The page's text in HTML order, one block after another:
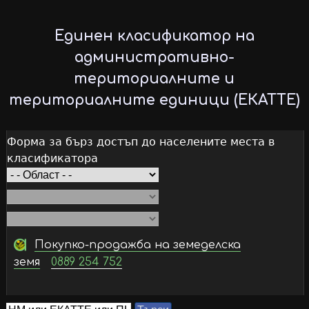
to
main
content
Единен класификатор на
административно-
териториалните и
териториалните единици (ЕКАТТЕ)
Форма за бърз достъп до населените места в
класификатора
Покупко-продажба на земеделска
земя
0889 254 752